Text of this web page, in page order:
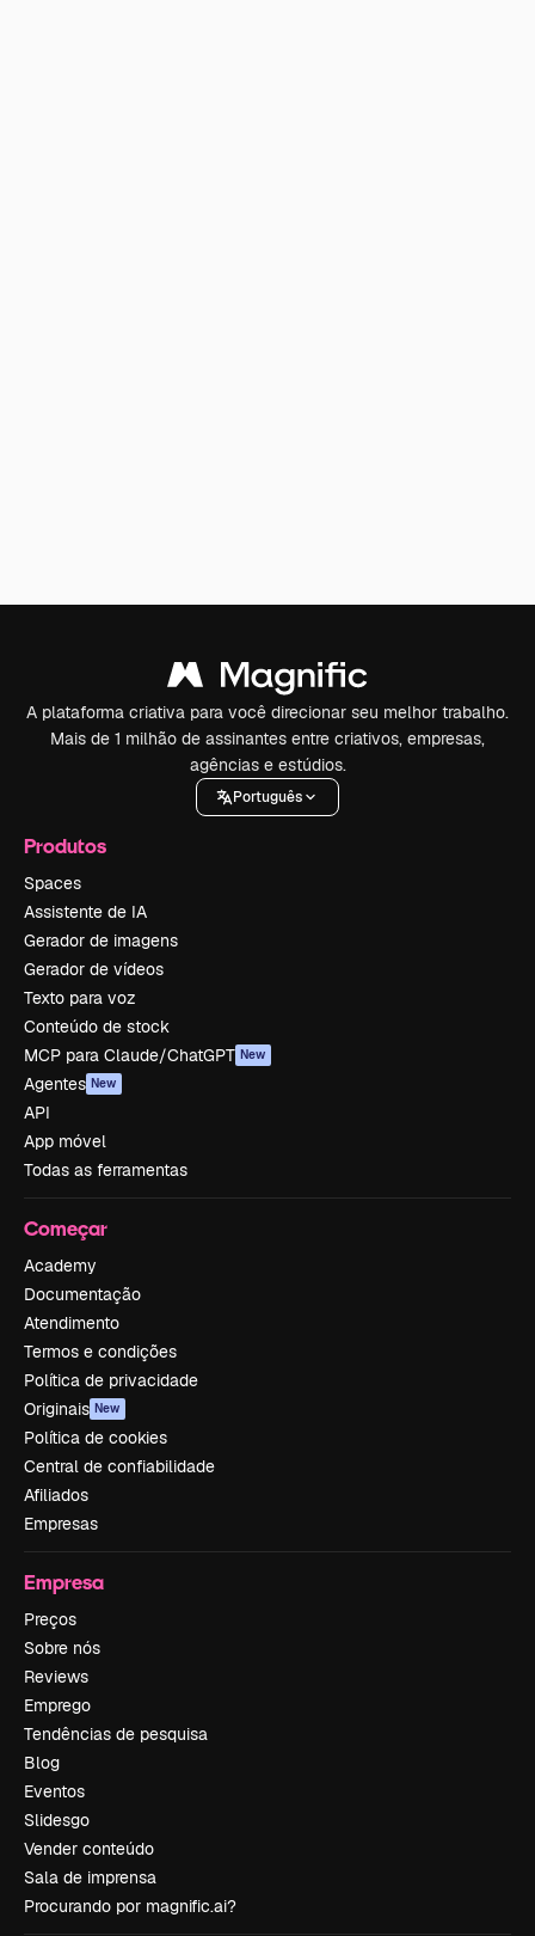
A plataforma criativa para você direcionar seu melhor trabalho.
Mais de 1 milhão de assinantes entre criativos, empresas,
agências e estúdios.
Português
Produtos
Spaces
Assistente de IA
Gerador de imagens
Gerador de vídeos
Texto para voz
Conteúdo de stock
MCP para Claude/ChatGPT New
Agentes New
API
App móvel
Todas as ferramentas
Começar
Academy
Documentação
Atendimento
Termos e condições
Política de privacidade
Originais New
Política de cookies
Central de confiabilidade
Afiliados
Empresas
Empresa
Preços
Sobre nós
Reviews
Emprego
Tendências de pesquisa
Blog
Eventos
Slidesgo
Vender conteúdo
Sala de imprensa
Procurando por magnific.ai?